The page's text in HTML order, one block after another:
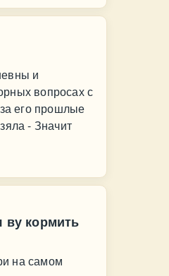
и
вопросах с
его прошлые
- Значит
ву кормить
на самом